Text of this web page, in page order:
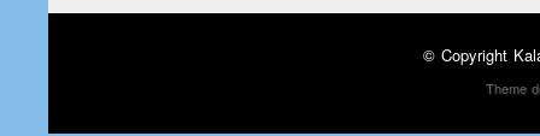
© Copyright
Theme